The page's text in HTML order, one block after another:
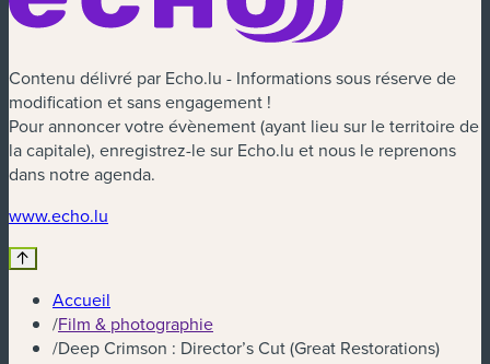
Contenu délivré par Echo.lu - Informations sous réserve de
modification et sans engagement !
Pour annoncer votre évènement (ayant lieu sur le territoire de
la capitale), enregistrez-le sur Echo.lu et nous le reprenons
dans notre agenda.
www.echo.lu
Accueil
/Film & photographie
/Deep Crimson : Director’s Cut (Great Restorations)